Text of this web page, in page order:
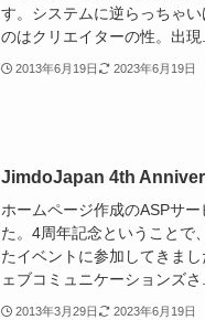
す。システムに逆らっちゃ
のはクリエイターの性。出現...
2013年6月19日 2023年6月19日
JimdoJapan 4th
ホームページ作成のASPサ
た。4周年記念ということで
たイベントに参加してきま
ェブコミュニケーションズさ...
2013年3月29日 2023年6月19日